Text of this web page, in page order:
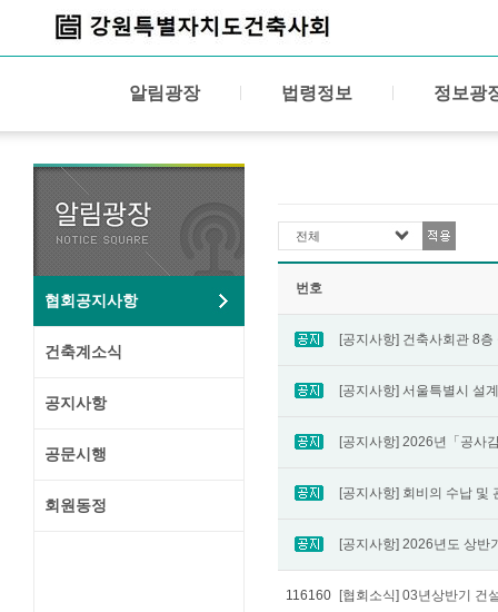
알림광장 법령정보 정보광
협회공지사항
건축계소식
공지사항
공문시행
회원동정
전체
번호
[공지사항] 회비의 수납 및
116160 [협회소식] 03년상반기 건